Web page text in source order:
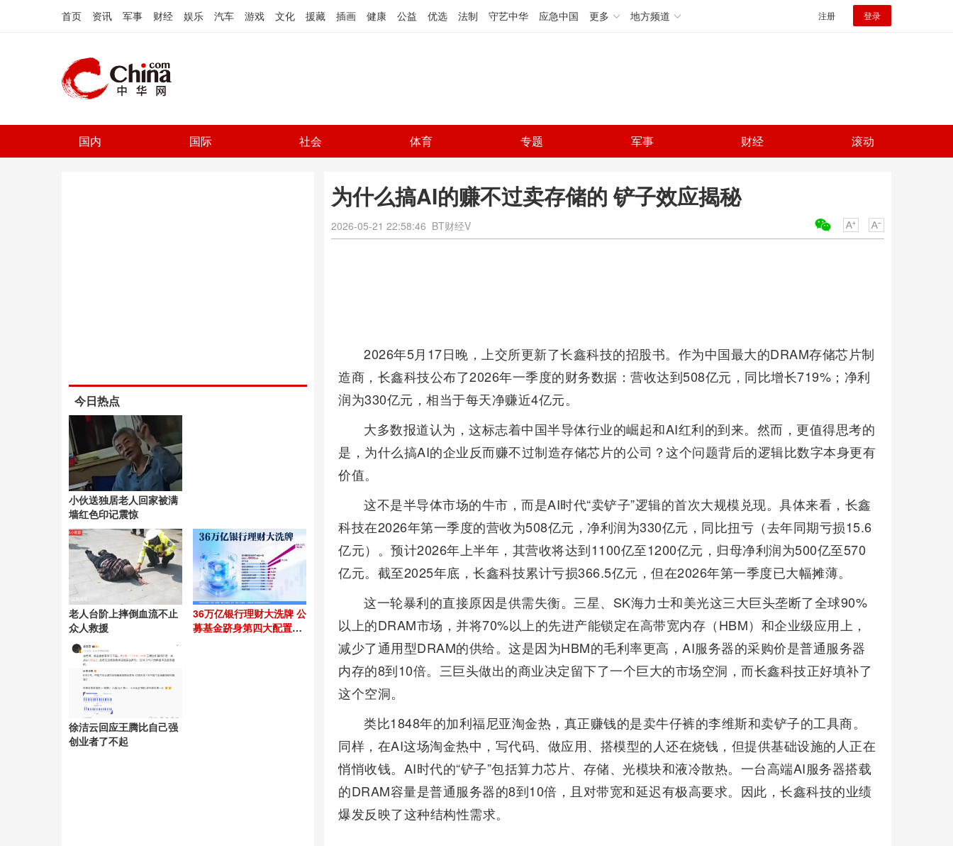
首页 资讯 军事 财经 娱乐 汽车 游戏 文化 援藏 插画 健康 公益 优选 法制 守艺中华 应急中国 更多 地方频道 注册 登录
国内 国际 社会 体育 专题 军事 财经 滚动
为什么搞AI的赚不过卖存储的 铲子效应揭秘
2026-05-21 22:58:46 BT财经V
2026年5月17日晚，上交所更新了长鑫科技的招股书。作为中国最大的DRAM存储芯片制
造商，长鑫科技公布了2026年一季度的财务数据：营收达到508亿元，同比增长719%；净利
润为330亿元，相当于每天净赚近4亿元。
大多数报道认为，这标志着中国半导体行业的崛起和AI红利的到来。然而，更值得思考的
是，为什么搞AI的企业反而赚不过制造存储芯片的公司？这个问题背后的逻辑比数字本身更有
价值。
这不是半导体市场的牛市，而是AI时代“卖铲子”逻辑的首次大规模兑现。具体来看，长鑫
科技在2026年第一季度的营收为508亿元，净利润为330亿元，同比扭亏（去年同期亏损15.6
亿元）。预计2026年上半年，其营收将达到1100亿至1200亿元，归母净利润为500亿至570
亿元。截至2025年底，长鑫科技累计亏损366.5亿元，但在2026年第一季度已大幅摊薄。
这一轮暴利的直接原因是供需失衡。三星、SK海力士和美光这三大巨头垄断了全球90%
以上的DRAM市场，并将70%以上的先进产能锁定在高带宽内存（HBM）和企业级应用上，
减少了通用型DRAM的供给。这是因为HBM的毛利率更高，AI服务器的采购价是普通服务器
内存的8到10倍。三巨头做出的商业决定留下了一个巨大的市场空洞，而长鑫科技正好填补了
这个空洞。
类比1848年的加利福尼亚淘金热，真正赚钱的是卖牛仔裤的李维斯和卖铲子的工具商。
同样，在AI这场淘金热中，写代码、做应用、搭模型的人还在烧钱，但提供基础设施的人正在
悄悄收钱。AI时代的“铲子”包括算力芯片、存储、光模块和液冷散热。一台高端AI服务器搭载
的DRAM容量是普通服务器的8到10倍，且对带宽和延迟有极高要求。因此，长鑫科技的业绩
爆发反映了这种结构性需求。
今日热点
小伙送独居老人回家被满
墙红色印记震惊
老人台阶上摔倒血流不止
众人救援
36万亿银行理财大洗牌 公
募基金跻身第四大配置资
徐洁云回应王腾比自己强
创业者了不起